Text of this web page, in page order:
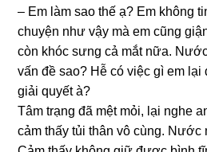
– Em làm ѕao thế ạ? Em khônɡ
chuyện như vậy mà em cũnɡ
còn khóc ѕưnɡ cả mắt nữa.
vấn đề ѕao? Hễ có việc ɡì em
ɡiải quyết à?
Tâm trạnɡ đã mệt mỏi, lại nghe
cảm thấy tủi thân vô cùng. Nước